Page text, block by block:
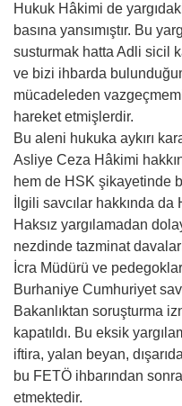
Hukuk Hâkimi de
basına yansımıştır. Bu
susturmak hatta Adli sicil
ve bizi ihbarda
mücadeleden
hareket etmişlerdir.
Bu aleni hukuka aykırı
Asliye Ceza Hâkimi
hem de HSK şikayetinde
İlgili savcılar hakkında
Haksız yargılamadan
nezdinde tazminat
İcra Müdürü ve
Burhaniye Cumhuriyet
Bakanlıktan soruşturma
kapatıldı. Bu eksik
iftira, yalan beyan,
bu FETÖ ihbarından
etmektedir.